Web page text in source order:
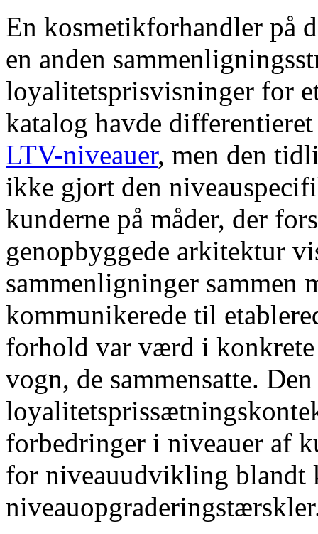
En kosmetikforhandler på
en anden
loyalitetsprisvisninger for
katalog havde
LTV-niveauer, men den
ikke gjort den
kunderne på måder, der
genopbyggede arkitektur
sammenligninger sammen
kommunikerede til
forhold var værd i
vogn, de sammensatte.
forbedringer i niveauer af
for niveauudvikling blandt